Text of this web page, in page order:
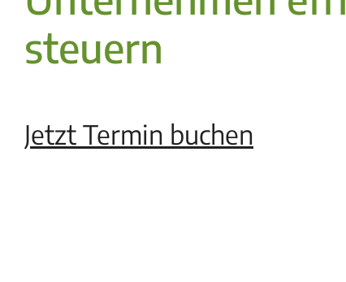
steuern
Jetzt Termin buchen